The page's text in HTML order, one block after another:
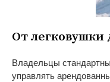
Отлегковушки
Владельцы
управлять